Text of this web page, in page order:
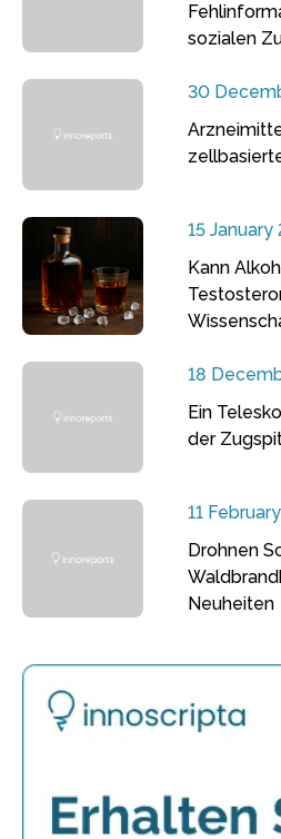
sozialen
30
15
Kann
18
Ein
der
11
Drohnen
Neuheiten